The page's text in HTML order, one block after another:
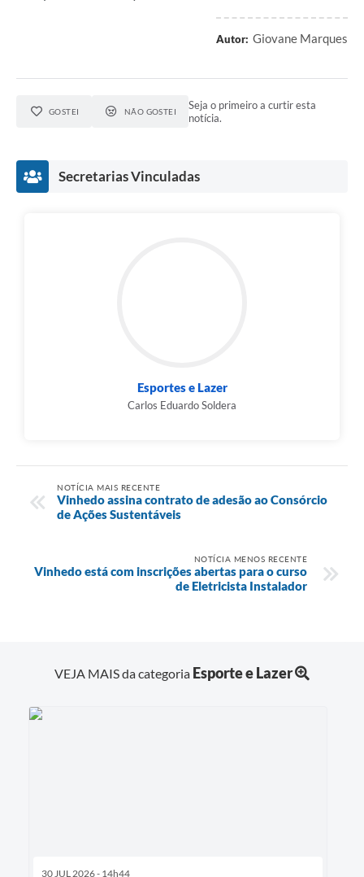
Autor: Giovane Marques
GOSTEI NÃO GOSTEI
Seja o primeiro a curtir esta
notícia.
Secretarias Vinculadas
Esportes e Lazer
Carlos Eduardo Soldera
NOTÍCIA MAIS RECENTE
Vinhedo assina contrato de adesão ao Consórcio
de Ações Sustentáveis
NOTÍCIA MENOS RECENTE
Vinhedo está com inscrições abertas para o curso
de Eletricista Instalador
VEJA MAIS da categoria Esporte e Lazer
30 JUL 2026 - 14h44